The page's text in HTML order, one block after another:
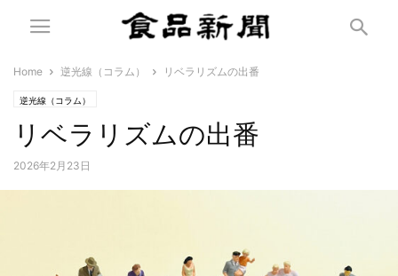
Home 逆光線（コラム） リベラリズムの出番
逆光線（コラム）
リベラリズムの出番
2026年2月23日